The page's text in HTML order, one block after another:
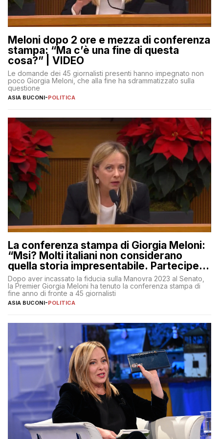
Meloni dopo 2 ore e mezza di conferenza
stampa: “Ma c’è una fine di questa
cosa?” | VIDEO
Le domande dei 45 giornalisti presenti hanno impegnato non
poco Giorgia Meloni, che alla fine ha sdrammatizzato sulla
questione
ASIA BUCONI-POLITICA
La conferenza stampa di Giorgia Meloni:
“Msi? Molti italiani non considerano
quella storia impresentabile. Parteciperò
al 25 aprile”
Dopo aver incassato la fiducia sulla Manovra 2023 al Senato,
la Premier Giorgia Meloni ha tenuto la conferenza stampa di
fine anno di fronte a 45 giornalisti
ASIA BUCONI-POLITICA